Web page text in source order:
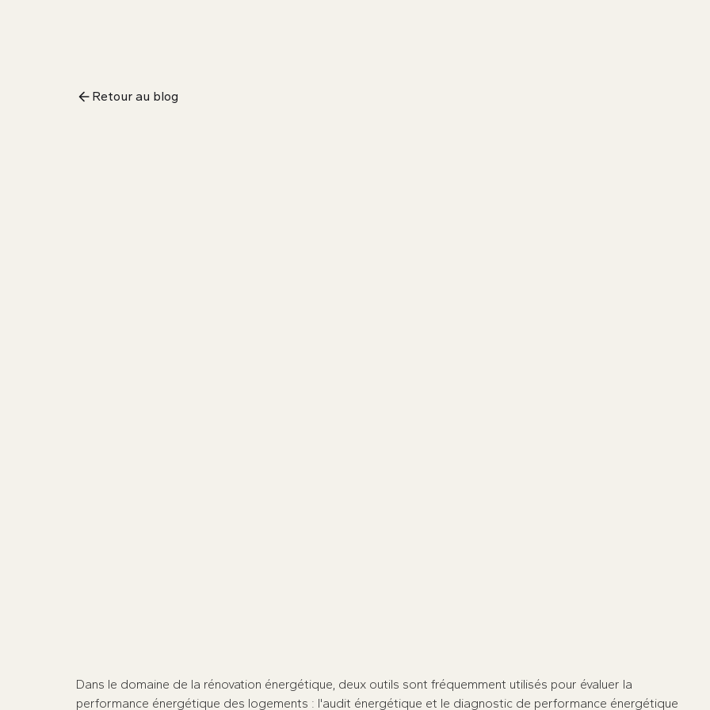
Retour au blog
Dans le domaine de la rénovation énergétique, deux outils sont fréquemment utilisés pour évaluer la
performance énergétique des logements : l'audit énergétique et le diagnostic de performance énergétique